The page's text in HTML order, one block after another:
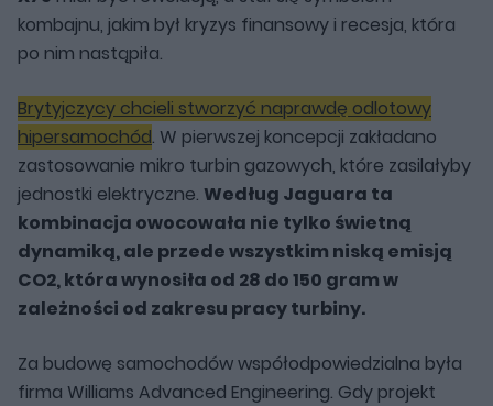
kombajnu, jakim był kryzys finansowy i recesja, która
po nim nastąpiła.
Brytyjczycy chcieli stworzyć naprawdę odlotowy
hipersamochód. W pierwszej koncepcji zakładano
zastosowanie mikro turbin gazowych, które zasilałyby
jednostki elektryczne. Według Jaguara ta
kombinacja owocowała nie tylko świetną
dynamiką, ale przede wszystkim niską emisją
CO2, która wynosiła od 28 do 150 gram w
zależności od zakresu pracy turbiny.
Za budowę samochodów współodpowiedzialna była
firma Williams Advanced Engineering. Gdy projekt